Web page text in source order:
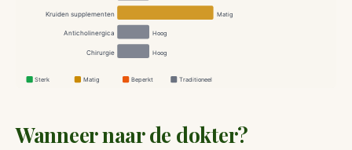
Kruiden supplementen Matig
Anticholinergica Hoog
Chirurgie Hoog
Sterk Matig Beperkt Traditioneel
Wanneer naar de dokter?